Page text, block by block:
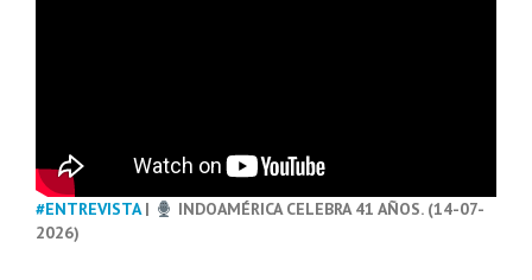
#ENTREVISTA|
INDOAMÉRICA CELEBRA 41 AÑOS. (14-07-
2026)